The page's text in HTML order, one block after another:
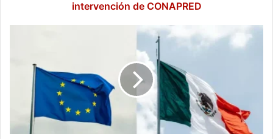
intervención de CONAPRED
Europea
fortalecerán
comercio,
seguridad
e